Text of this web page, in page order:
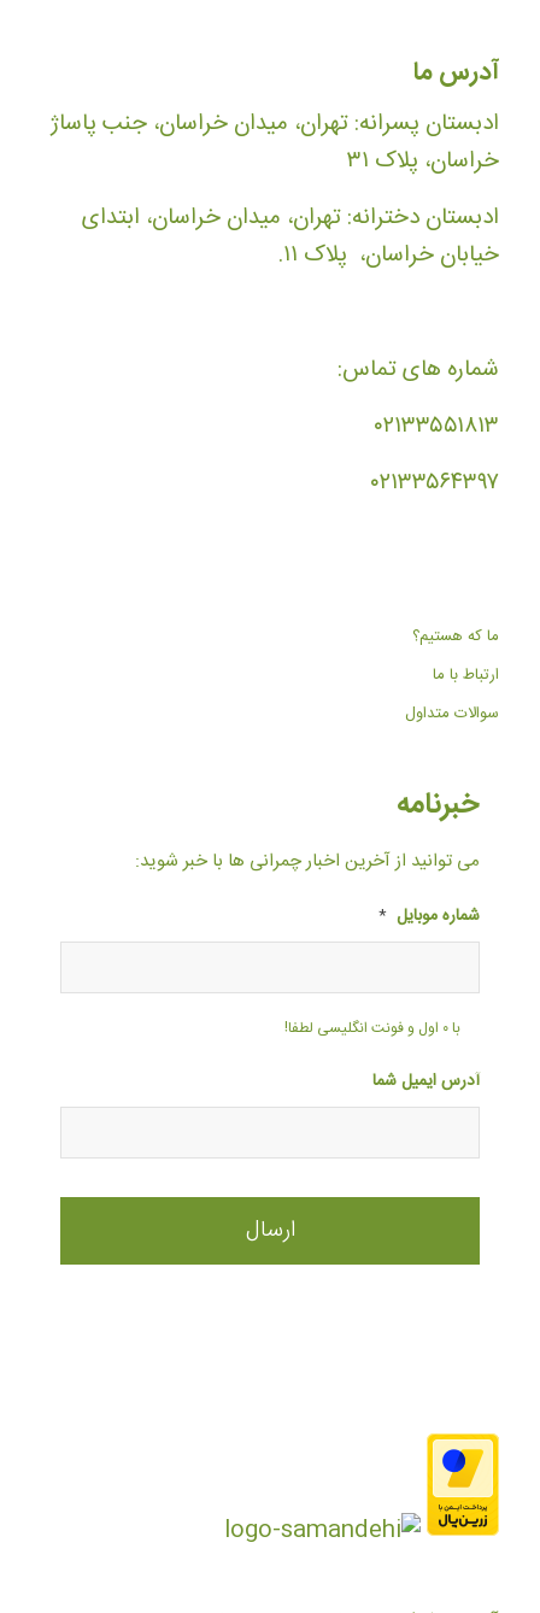
آدرس ما
ادبستان پسرانه: تهران، میدان خراسان، جنب پاساژ
خراسان، پلاک ۳۱
ادبستان دخترانه: تهران، میدان خراسان، ابتدای
خیابان خراسان، پلاک ۱۱.
شماره های تماس:
۰۲۱۳۳۵۵۱۸۱۳
۰۲۱۳۳۵۶۴۳۹۷
ما که هستیم؟
ارتباط با ما
سوالات متداول
خبرنامه
می توانید از آخرین اخبار چمرانی ها با خبر شوید:
شماره موبایل *
با ۰ اول و فونت انگلیسی لطفا!
آدرس ایمیل شما